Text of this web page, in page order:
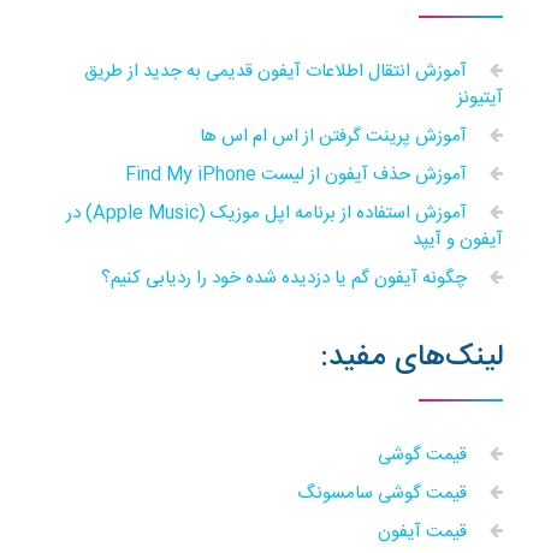
آموزش انتقال اطلاعات آیفون قدیمی به جدید از طریق
آیتیونز
آموزش پرینت گرفتن از اس ام اس ها
آموزش حذف آیفون از لیست Find My iPhone
آموزش استفاده از برنامه اپل موزیک (Apple Music) در
آیفون و آیپد
چگونه آیفون گم یا دزدیده شده خود را ردیابی کنیم؟
لینک‌های مفید:
قیمت گوشی
قیمت گوشی سامسونگ
قیمت آیفون